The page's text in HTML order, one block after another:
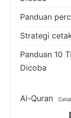
Panduan
Strategi
Panduan 10
Dicoba
Al-Quran